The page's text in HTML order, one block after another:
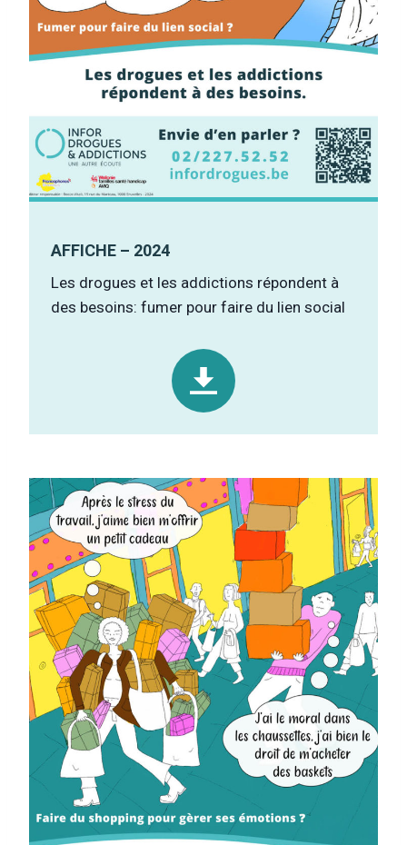
AFFICHE – 2024
Les drogues et les addictions répondent à
des besoins: fumer pour faire du lien social